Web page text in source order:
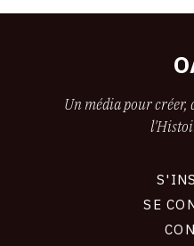
Un média pour
SE